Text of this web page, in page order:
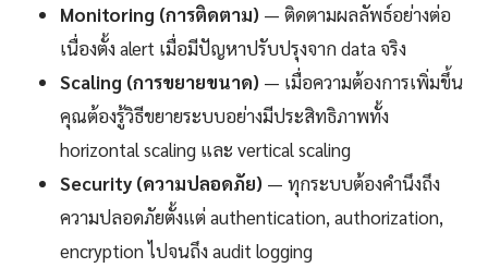
Monitoring (การติดตาม) — ติดตามผลลัพธ์อย่างต่อ
เนื่องตั้ง alert เมื่อมีปัญหาปรับปรุงจาก data จริง
Scaling (การขยายขนาด) — เมื่อความต้องการเพิ่มขึ้น
คุณต้องรู้วิธีขยายระบบอย่างมีประสิทธิภาพทั้ง
horizontal scaling และ vertical scaling
Security (ความปลอดภัย) — ทุกระบบต้องคำนึงถึง
ความปลอดภัยตั้งแต่ authentication, authorization,
encryption ไปจนถึง audit logging